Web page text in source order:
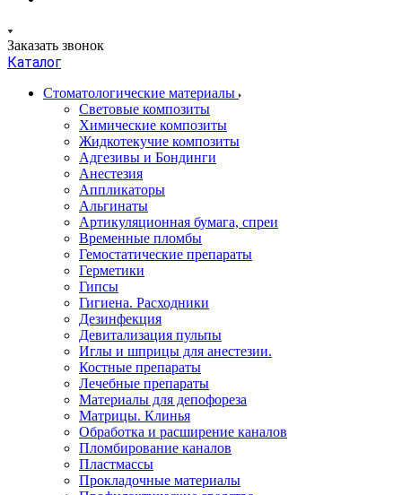
Заказать звонок
Каталог
Стоматологические материалы
Световые композиты
Химические композиты
Жидкотекучие композиты
Адгезивы и Бондинги
Анестезия
Аппликаторы
Альгинаты
Артикуляционная бумага, спреи
Временные пломбы
Гемостатические препараты
Герметики
Гипсы
Гигиена. Расходники
Дезинфекция
Девитализация пульпы
Иглы и шприцы для анестезии.
Костные препараты
Лечебные препараты
Материалы для депофореза
Матрицы. Клинья
Обработка и расширение каналов
Пломбирование каналов
Пластмассы
Прокладочные материалы